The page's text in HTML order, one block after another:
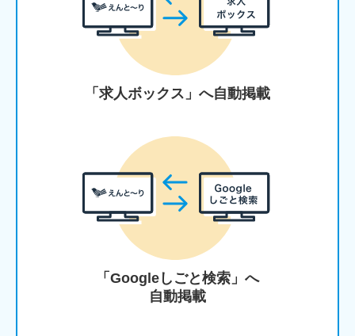
「求人ボックス」へ自動掲載
「Googleしごと検索」へ
自動掲載